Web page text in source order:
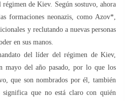
de Kiev. Según sostuvo, ahora
formaciones neonazis, como Azov*,
y reclutando a nuevas personas
en sus manos.
del líder del régimen de Kiev,
del año pasado, por lo que los
que son nombrados por él, también
que no está claro con quién